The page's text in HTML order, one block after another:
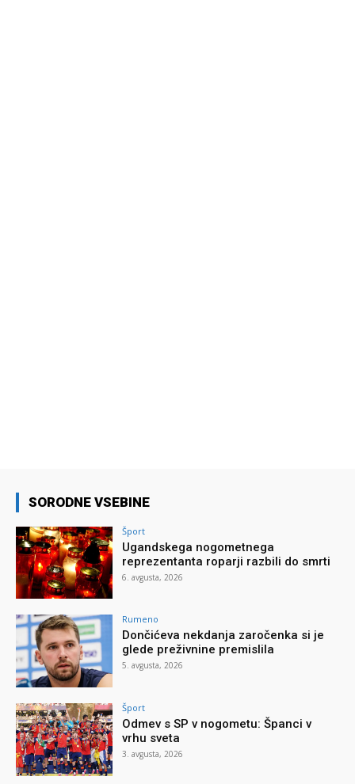
SORODNE VSEBINE
Šport
Ugandskega nogometnega
reprezentanta roparji razbili do smrti
6. avgusta, 2026
Rumeno
Dončićeva nekdanja zaročenka si je
glede preživnine premislila
5. avgusta, 2026
Šport
Odmev s SP v nogometu: Španci v
vrhu sveta
3. avgusta, 2026